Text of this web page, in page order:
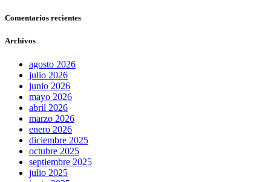
Comentarios recientes
Archivos
agosto 2026
julio 2026
junio 2026
mayo 2026
abril 2026
marzo 2026
enero 2026
diciembre 2025
octubre 2025
septiembre 2025
julio 2025